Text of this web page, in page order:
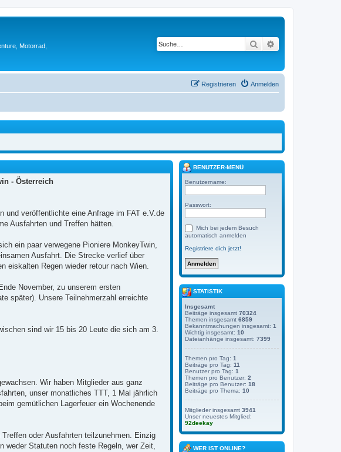
Motorrad,
Suche
Anmelden
Registrieren
- Österreich
veröffentlichte eine Anfrage im FAT e.V.de
Ausfahrten und Treffen hätten.
ein paar verwegene Pioniere MonkeyTwin,
Ausfahrt. Die Strecke verlief über
eiskalten Regen wieder retour nach Wien.
November, zu unserem ersten
später). Unsere Teilnehmerzahl erreichte
sind wir 15 bis 20 Leute die sich am 3.
Wir haben Mitglieder aus ganz
unser monatliches TTT, 1 Mal jährlich
gemütlichen Lagerfeuer ein Wochenende
oder Ausfahrten teilzunehmen. Einzig
weder Statuten noch feste Regeln, wer Zeit,
BENUTZER-MENÜ
Benutzername:
Passwort:
Mich bei jedem Besuch
automatisch anmelden
Registriere dich jetzt!
STATISTIK
Insgesamt
Beiträge insgesamt 70324
Themen insgesamt 6859
Bekanntmachungen insgesamt: 1
Wichtig insgesamt: 10
Dateianhänge insgesamt: 7399
Themen pro Tag: 1
Beiträge pro Tag: 11
Benutzer pro Tag: 1
Themen pro Benutzer: 2
Beiträge pro Benutzer: 18
Beiträge pro Thema: 10
Mitglieder insgesamt 3941
Unser neuestes Mitglied:
92deekay
WER IST ONLINE?